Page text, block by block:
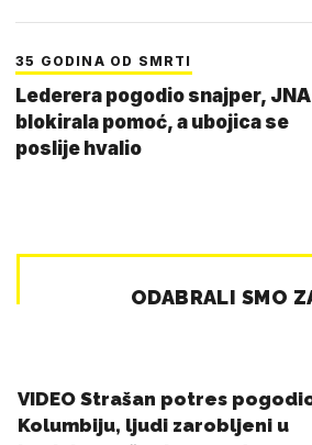
35 GODINA OD SMRTI
Lederera pogodio snajper, JNA
blokirala pomoć, a ubojica se
poslije hvalio